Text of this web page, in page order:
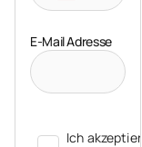
E-Mail Adresse
Ich